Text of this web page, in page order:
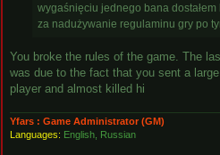
wygaśnięciu jednego bana
za nadużywanie regulaminu gry po
You broke the rules of the game. The
was due to the fact that you sent a
player and almost killed hi
Yfars : Game Administrator (GM)
Languages: English, Russian